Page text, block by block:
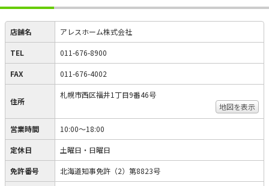
店舗名 アレスホーム株式会社
TEL 011-676-8900
FAX 011-676-4002
住所
札幌市西区福井1丁目9番46号
地図を表示
営業時間 10:00～18:00
定休日 土曜日・日曜日
免許番号 北海道知事免許（2）第8823号